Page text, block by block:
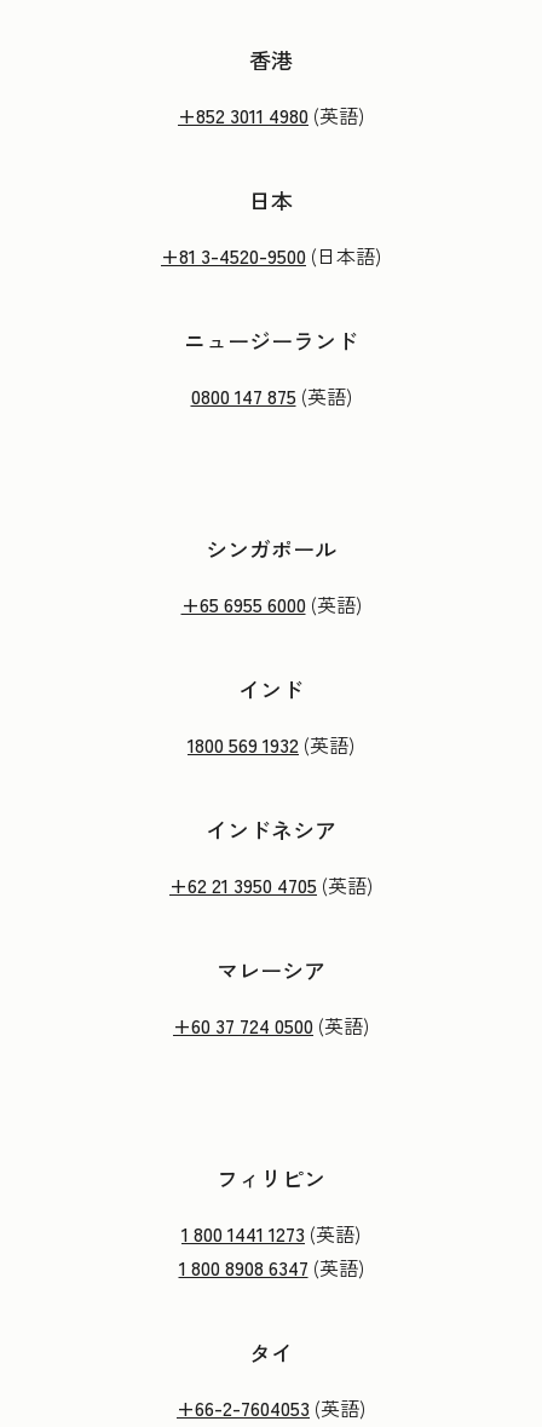
香港
+852 3011 4980 (英語)
日本
+81 3-4520-9500 (日本語)
ニュージーランド
0800 147 875 (英語)
シンガポール
+65 6955 6000(英語)
インド
1800 569 1932 (英語)
インドネシア
+62 21 3950 4705 (英語)
マレーシア
+60 37 724 0500 (英語)
フィリピン
1 800 1441 1273 (英語)
1 800 8908 6347 (英語)
タイ
+66-2-7604053 (英語)